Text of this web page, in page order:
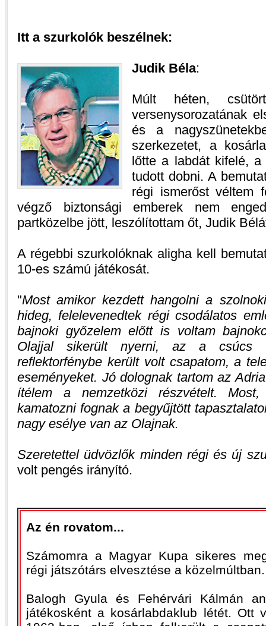
Itt a szurkolók beszélnek:
Judik Béla:
Múlt héten,
versenysorozatának
és a
szerkezetet, a
lőtte a labdát kifelé, a
tudott dobni. A
régi ismerőst véltem
végző biztonsági emberek nem
partközelbe jött, leszólítottam őt, Judik
A régebbi szurkolóknak aligha kell
10-es számú játékosát.
Most amikor kezdett hangolni a
hideg, felelevenedtek régi csodálatos
bajnoki győzelem előtt is voltam
Olajjal sikerült nyerni, az a csúcs
reflektorfénybe került volt csapatom, a
eseményeket. Jó dolognak tartom az
ítélem a nemzetközi részvételt.
kamatozni fognak a begyűjtött
nagy esélye van az Olajnak.
Szeretettel üdvözlők minden régi és új
volt pengés irányító.
Az én rovatom...
Számomra a Magyar Kupa sikeres
régi játszótárs elvesztése a közelmúltban.
Balogh Gyula és Fehérvári Kálmán
játékosként a kosárlabdaklub létét. Ott